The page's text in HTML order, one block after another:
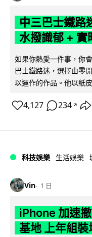
中三巴士鐵路
水撥識郁 + 實
如果你熱愛一件事，你
巴士鐵路迷，選擇由零
以運作的作品。他以紙
4,127 234 ↗
科技娛樂 生活娛樂
Vin 1 日
iPhone 加速
基地 上年組